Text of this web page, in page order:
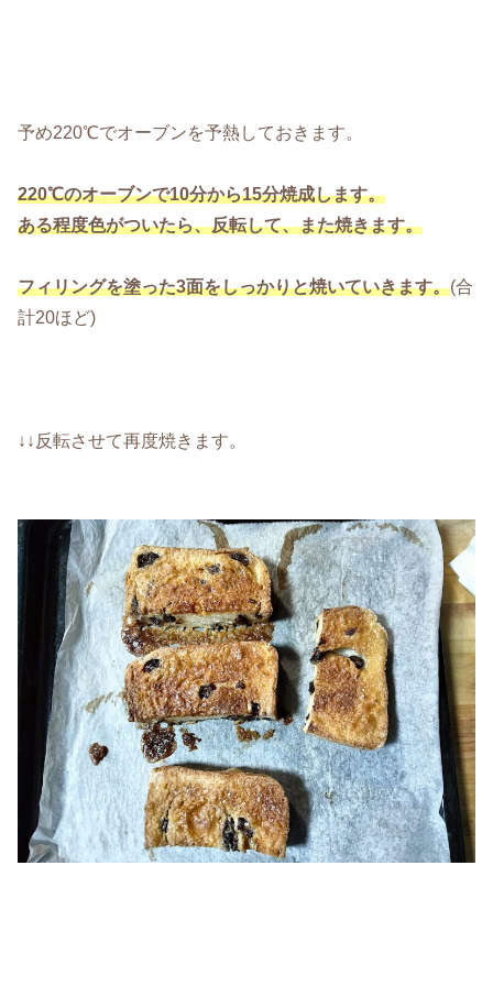
予め220℃でオーブンを予熱しておきます。
220℃のオーブンで10分から15分焼成します。
ある程度色がついたら、反転して、また焼きます。
フィリングを塗った3面をしっかりと焼いていきます。(合
計20ほど)
↓↓反転させて再度焼きます。